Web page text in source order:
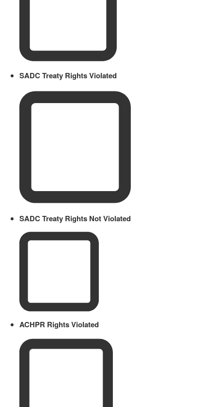
SADC Treaty Rights Violated
SADC Treaty Rights Not Violated
ACHPR Rights Violated